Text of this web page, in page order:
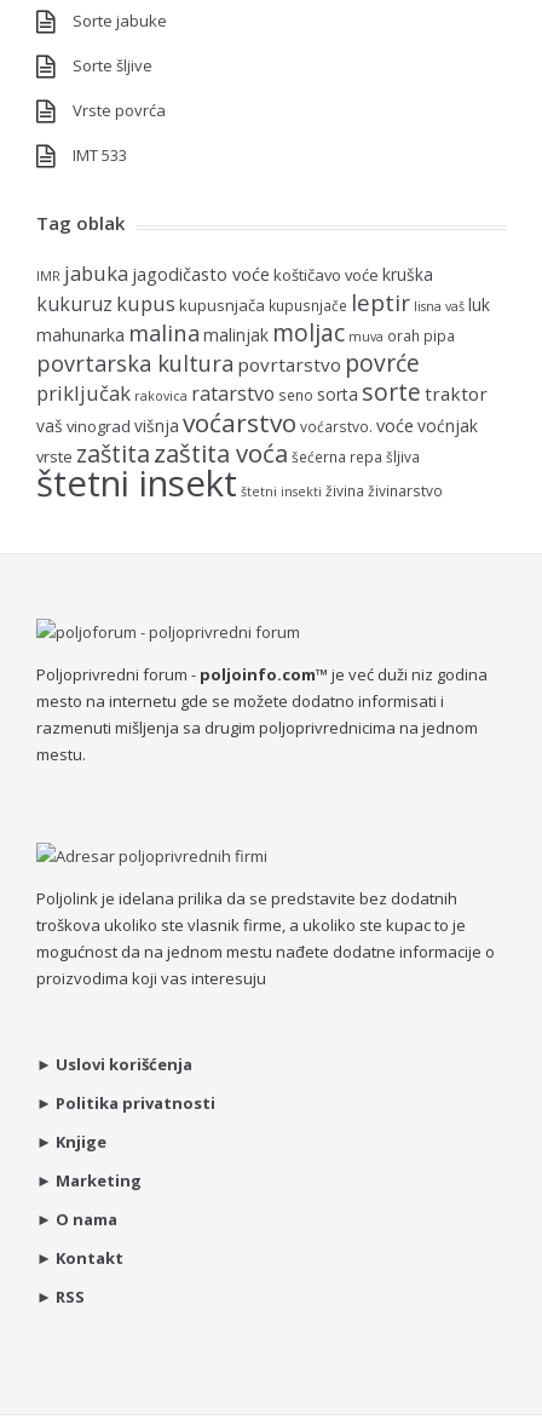
Sorte jabuke
Sorte šljive
Vrste povrća
IMT 533
Tag oblak
IMR jabuka jagodičasto voće koštičavo voće kruška
kukuruz kupus kupusnjača kupusnjače leptir lisna vaš luk
mahunarka malina malinjak moljac muva orah pipa
povrtarska kultura povrtarstvo povrće
priključak rakovica ratarstvo seno sorta sorte traktor
vaš vinograd višnja voćarstvo voćarstvo. voće voćnjak
vrste zaštitazaštita voća šećerna repa šljiva
štetni insekt štetni insekti živina živinarstvo
Poljoprivredni forum - poljoinfo.com™ je već duži niz godina
mesto na internetu gde se možete dodatno informisati i
razmenuti mišljenja sa drugim poljoprivrednicima na jednom
mestu.
Poljolink je idelana prilika da se predstavite bez dodatnih
troškova ukoliko ste vlasnik firme, a ukoliko ste kupac to je
mogućnost da na jednom mestu nađete dodatne informacije o
proizvodima koji vas interesuju
► Uslovi korišćenja
► Politika privatnosti
► Knjige
► Marketing
► O nama
► Kontakt
► RSS